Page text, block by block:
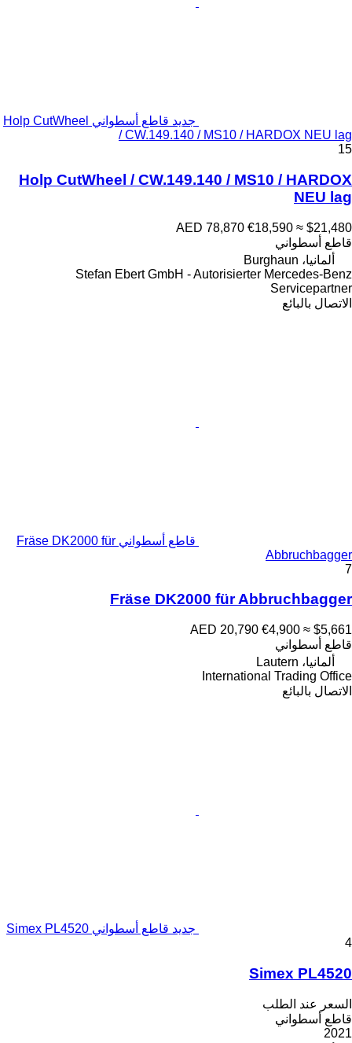
جديد قاطع أسطواني Holp CutWheel
/ CW.149.140 / MS10 / HARDOX NEU lag
15
Holp CutWheel / CW.149.140 / MS10 / HARDOX
NEU lag
AED 78,870 €18,590 ≈ $21,480
قاطع أسطواني
ألمانيا، Burghaun
Stefan Ebert GmbH - Autorisierter Mercedes-Benz
Servicepartner
الاتصال بالبائع
قاطع أسطواني Fräse DK2000 für
Abbruchbagger
7
Fräse DK2000 für Abbruchbagger
AED 20,790 €4,900 ≈ $5,661
قاطع أسطواني
ألمانيا، Lautern
International Trading Office
الاتصال بالبائع
جديد قاطع أسطواني Simex PL4520
4
Simex PL4520
السعر عند الطلب
قاطع أسطواني
2021